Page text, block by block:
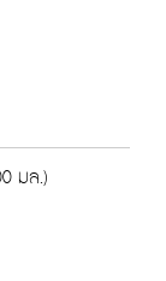
มล.)